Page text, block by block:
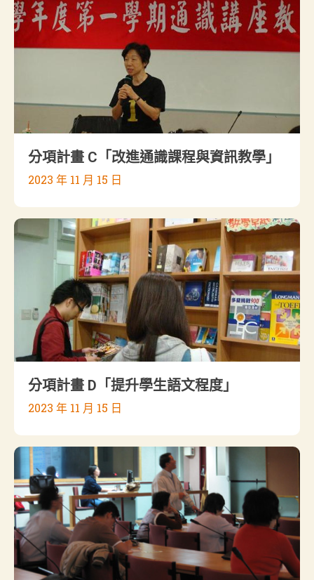
分項計畫 C「改進通識課程與資訊教學」
2023 年 11 月 15 日
分項計畫 D「提升學生語文程度」
2023 年 11 月 15 日